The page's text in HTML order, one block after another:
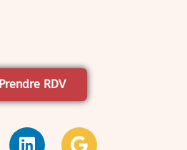
Prendre RDV